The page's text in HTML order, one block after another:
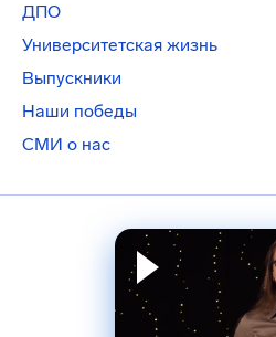
ДПО
Университетская жизнь
Выпускники
Наши победы
СМИ о нас